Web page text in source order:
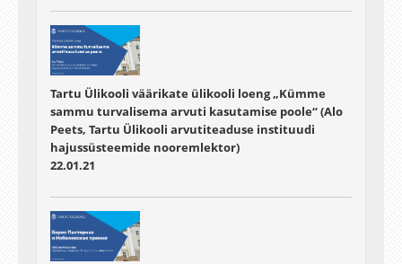
Tartu Ülikooli väärikate ülikooli loeng „Kümme
sammu turvalisema arvuti kasutamise poole“ (Alo
Peets, Tartu Ülikooli arvutiteaduse instituudi
hajussüsteemide nooremlektor)
22.01.21